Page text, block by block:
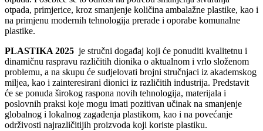
otpada, primjerice, kroz smanjenje količina ambalažne plastike, kao i
na primjenu modernih tehnologija prerade i oporabe komunalne
plastike.
PLASTIKA 2025 je stručni događaj koji će ponuditi kvalitetnu i
dinamičnu raspravu različitih dionika o aktualnom i vrlo složenom
problemu, a na skupu će sudjelovati brojni stručnjaci iz akademskog
miljea, kao i zainteresirani dionici iz različitih industrija. Predstavit
će se ponuda širokog raspona novih tehnologija, materijala i
poslovnih praksi koje mogu imati pozitivan učinak na smanjenje
globalnog i lokalnog zagađenja plastikom, kao i na povećanje
održivosti najrazličitijih proizvoda koji koriste plastiku.